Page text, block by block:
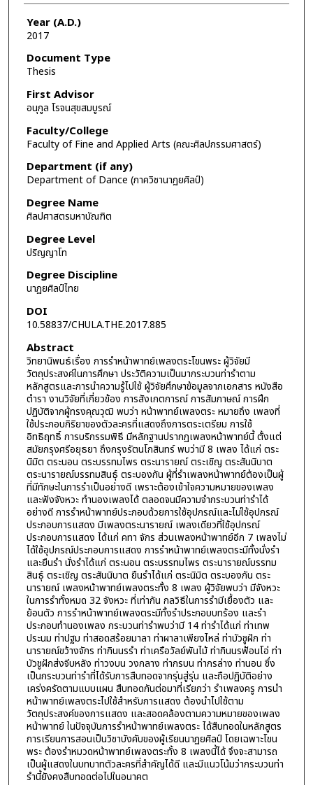
Year (A.D.)
2017
Document Type
Thesis
First Advisor
อนุกูล โรจนสุขสมบูรณ์
Faculty/College
Faculty of Fine and Applied Arts (คณะศิลปกรรมศาสตร์)
Department (if any)
Department of Dance (ภาควิชานาฏยศิลป์)
Degree Name
ศิลปศาสตรมหาบัณฑิต
Degree Level
ปริญญาโท
Degree Discipline
นาฏยศิลป์ไทย
DOI
10.58837/CHULA.THE.2017.885
Abstract
วิทยานิพนธ์เรื่อง การรำหน้าพาทย์เพลงตระโขนพระ ผู้วิจัยมี
วัตถุประสงค์ในการศึกษา ประวัติความเป็นมากระบวนท่ารำตาม
หลักสูตรและการนำความรู้ไปใช้ ผู้วิจัยศึกษาข้อมูลจากเอกสาร หนังสือ
ตำรา งานวิจัยที่เกี่ยวข้อง การสังเกตการณ์ การสัมภาษณ์ การฝึก
ปฏิบัติจากผู้ทรงคุณวุฒิ พบว่า หน้าพาทย์เพลงตระ หมายถึง เพลงที่
ใช้ประกอบกิริยาของตัวละครที่แสดงถึงการตระเตรียม การใช้
อิทธิฤทธิ์ การบริกรรมพิธี มีหลักฐานปรากฏเพลงหน้าพาทย์นี้ ตั้งแต่
สมัยกรุงศรีอยุธยา ถึงกรุงรัตนโกสินทร์ พบว่ามี 8 เพลง ได้แก่ ตระ
นิมิต ตระนอน ตระบรรทมไพร ตระนารายณ์ ตระเชิญ ตระสันนิบาต
ตระนารายณ์บรรทมสินธุ์ ตระบองกัน ผู้ที่รำเพลงหน้าพาทย์ต้องเป็นผู้
ที่มีทักษะในการรำเป็นอย่างดี เพราะต้องเข้าใจความหมายของเพลง
และฟังจังหวะ ทำนองเพลงได้ ตลอดจนมีความจำกระบวนท่ารำได้
อย่างดี การรำหน้าพาทย์ประกอบด้วยการใช้อุปกรณ์และไม่ใช้อุปกรณ์
ประกอบการแสดง มีเพลงตระนารายณ์ เพลงเดียวที่ใช้อุปกรณ์
ประกอบการแสดง ได้แก่ คทา จักร ส่วนเพลงหน้าพาทย์อีก 7 เพลงไม่
ได้ใช้อุปกรณ์ประกอบการแสดง การรำหน้าพาทย์เพลงตระมีทั้งนั่งรำ
และยืนรำ นั่งรำได้แก่ ตระนอน ตระบรรทมไพร ตระนารายณ์บรรทม
สินธุ์ ตระเชิญ ตระสันนิบาต ยืนรำได้แก่ ตระนิมิต ตระบองกัน ตระ
นารายณ์ เพลงหน้าพาทย์เพลงตระทั้ง 8 เพลง ผู้วิจัยพบว่า มีจังหวะ
ในการรำทั้งหมด 32 จังหวะ ที่เท่ากัน กลวิธีในการรำมีเยื้องตัว และ
ย้อนตัว การรำหน้าพาทย์เพลงตระมีทั้งรำประกอบบทร้อง และรำ
ประกอบทำนองเพลง กระบวนท่ารำพบว่ามี 14 ท่ารำได้แก่ ท่าเทพ
ประนม ท่าปฐม ท่าสอดสร้อยมาลา ท่าผาลาเพียงไหล่ ท่าบัวชูฝัก ท่า
นารายณ์ขว้างจักร ท่ากินนรรำ ท่าเครือวัลย์พันไม้ ท่ากินนรฟ้อนโอ่ ท่า
บัวชูฝักส่งจีบหลัง ท่าวงบน วงกลาง ท่ากรบน ท่ากรล่าง ท่านอน ซึ่ง
เป็นกระบวนท่ารำที่ได้รับการสืบทอดจากรุ่นสู่รุ่น และถือปฏิบัติอย่าง
เคร่งครัดตามแบบแผน สืบทอดกันต่อมาที่เรียกว่า รำเพลงครู การนำ
หน้าพาทย์เพลงตระไปใช้สำหรับการแสดง ต้องนำไปใช้ตาม
วัตถุประสงค์ของการแสดง และสอดคล้องตามความหมายของเพลง
หน้าพาทย์ ในปัจจุบันการรำหน้าพาทย์เพลงตระ ได้สืบทอดในหลักสูตร
การเรียนการสอนเป็นวิชาบังคับของผู้เรียนนาฏยศิลป์ โดยเฉพาะโขน
พระ ต้องรำหมวดหน้าพาทย์เพลงตระทั้ง 8 เพลงนี้ได้ จึงจะสามารถ
เป็นผู้แสดงในบทบาทตัวละครที่สำคัญได้ดี และมีแนวโน้มว่ากระบวนท่า
รำนี้ยังคงสืบทอดต่อไปในอนาคต